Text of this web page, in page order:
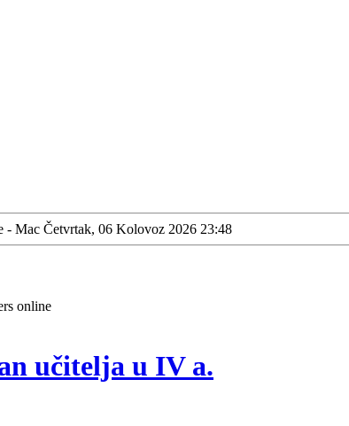
- Mac Četvrtak, 06 Kolovoz 2026 23:48
online
učitelja u IV a.